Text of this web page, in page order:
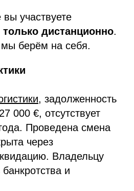
участвуете
только дистанционно.
берём на себя.
, задолженность
000 €, отсутствует
Проведена смена
через
Владельцу
и